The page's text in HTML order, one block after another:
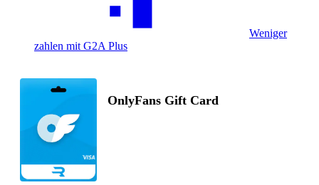
Weniger
zahlen mit G2A Plus
OnlyFans Gift Card